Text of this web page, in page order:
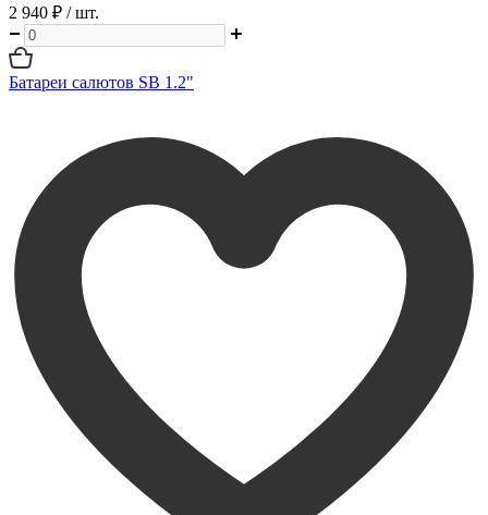
2 940 ₽ / шт.
Батареи салютов SB 1.2"